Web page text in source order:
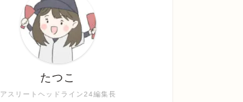
アスリートヘッドライン24編集長
たつこ